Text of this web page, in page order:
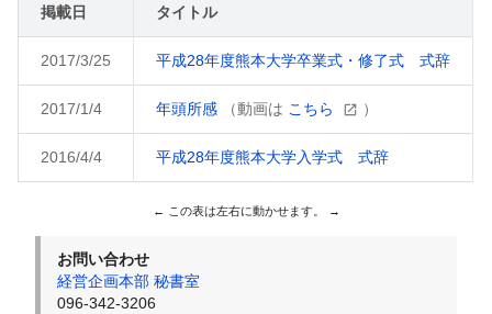
掲載日 タイトル
2017/3/25 平成28年度熊本大学卒業式・修了式 式辞
2017/1/4 年頭所感 （動画は こちら ）
2016/4/4 平成28年度熊本大学入学式 式辞
お問い合わせ
経営企画本部 秘書室
096-342-3206